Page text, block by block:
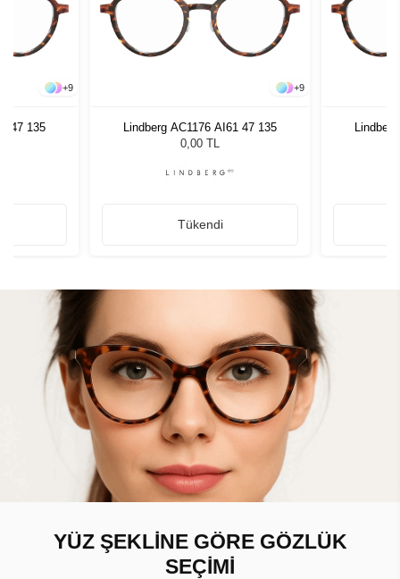
+9
47 135
+9
Lindberg AC1176 AI61 47 135
0,00 TL
Tükendi
YÜZ ŞEKLİNE GÖRE GÖZLÜK
SEÇİMİ